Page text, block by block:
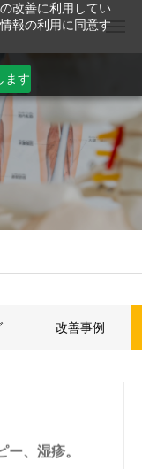
改善に利用してい
報の利用に同意す
ます
改善事例
、湿疹。